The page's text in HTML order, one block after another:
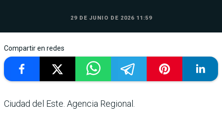
29 DE JUNIO DE 2026 11:59
Compartir en redes
Ciudad del Este. Agencia Regional.